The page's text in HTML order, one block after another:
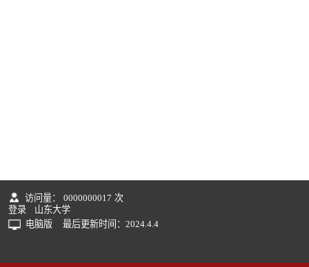
访问量： 0000000017 次
登录
山东大学
电脑版
最后更新时间： 2024.4.4